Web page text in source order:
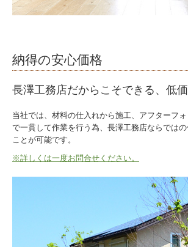
納得の安心価格
長澤工務店だからこそできる、低
当社では、材料の仕入れから施工、アフターフ
で一貫して作業を行う為、長澤工務店ならでは
ことが可能です。
※詳しくは一度お問合せください。